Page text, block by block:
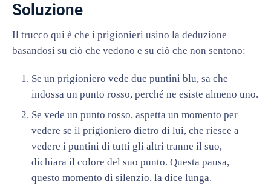
Soluzione
Il trucco qui è che i prigionieri usino la deduzione
basandosi su ciò che vedono e su ciò che non sentono:
Se un prigioniero vede due puntini blu, sa che
indossa un punto rosso, perché ne esiste almeno uno.
Se vede un punto rosso, aspetta un momento per
vedere se il prigioniero dietro di lui, che riesce a
vedere i puntini di tutti gli altri tranne il suo,
dichiara il colore del suo punto. Questa pausa,
questo momento di silenzio, la dice lunga.